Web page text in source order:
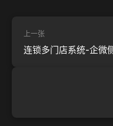
上一张
连锁多门店系统-企微